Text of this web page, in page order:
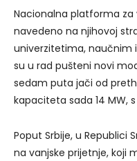
Nacionalna platforma za
navedeno na njihovoj
univerzitetima, naučnim
su u rad pušteni novi
sedam puta jači od
kapaciteta sada 14 MW,
Poput Srbije, u Republici
na vanjske prijetnje, koji